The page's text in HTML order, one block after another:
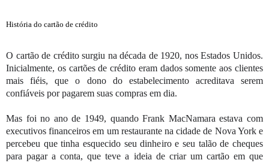
História do cartão de crédito
O cartão de crédito surgiu na década de 1920, nos Estados Unidos.
Inicialmente, os cartões de crédito eram dados somente aos clientes
mais fiéis, que o dono do estabelecimento acreditava serem
confiáveis por pagarem suas compras em dia.
Mas foi no ano de 1949, quando Frank MacNamara estava com
executivos financeiros em um restaurante na cidade de Nova York e
percebeu que tinha esquecido seu dinheiro e seu talão de cheques
para pagar a conta, que teve a ideia de criar um cartão em que